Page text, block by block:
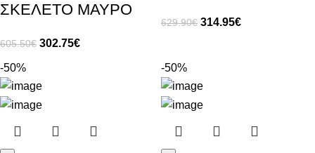
ΣΚΕΛΕΤΟ ΜΑΥΡΟ
605.50€ 302.75€
629.90€ 314.95€
-50% -50%